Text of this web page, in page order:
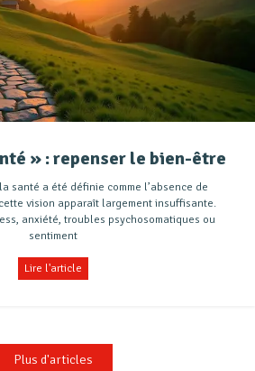
» : repenser le bien-être
santé a été définie comme l’absence de
vision apparaît largement insuffisante.
anxiété, troubles psychosomatiques ou
sentiment
Lire l'article
Plus d'articles